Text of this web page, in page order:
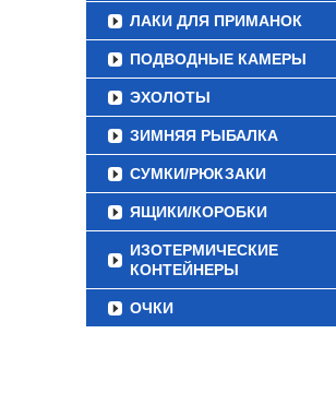
ЛАКИ ДЛЯ ПРИМАНОК
ПОДВОДНЫЕ КАМЕРЫ
ЭХОЛОТЫ
ЗИМНЯЯ РЫБАЛКА
СУМКИ/РЮКЗАКИ
ЯЩИКИ/КОРОБКИ
ИЗОТЕРМИЧЕСКИЕ
КОНТЕЙНЕРЫ
ОЧКИ